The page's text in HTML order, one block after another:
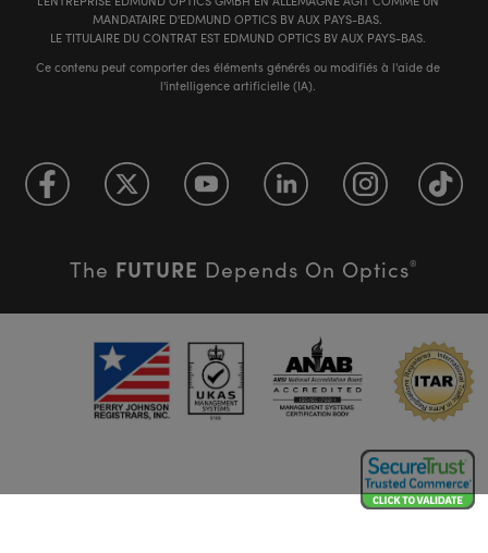
MANDATAIRE D'EDMUND OPTICS BV AUX PAYS-BAS.
LE TITULAIRE DU CONTRAT EST EDMUND OPTICS BV AUX PAYS-BAS.
Ce contenu peut comporter des éléments générés ou modifiés à l'aide de
l'intelligence artificielle (IA).
The FUTURE Depends On Optics®